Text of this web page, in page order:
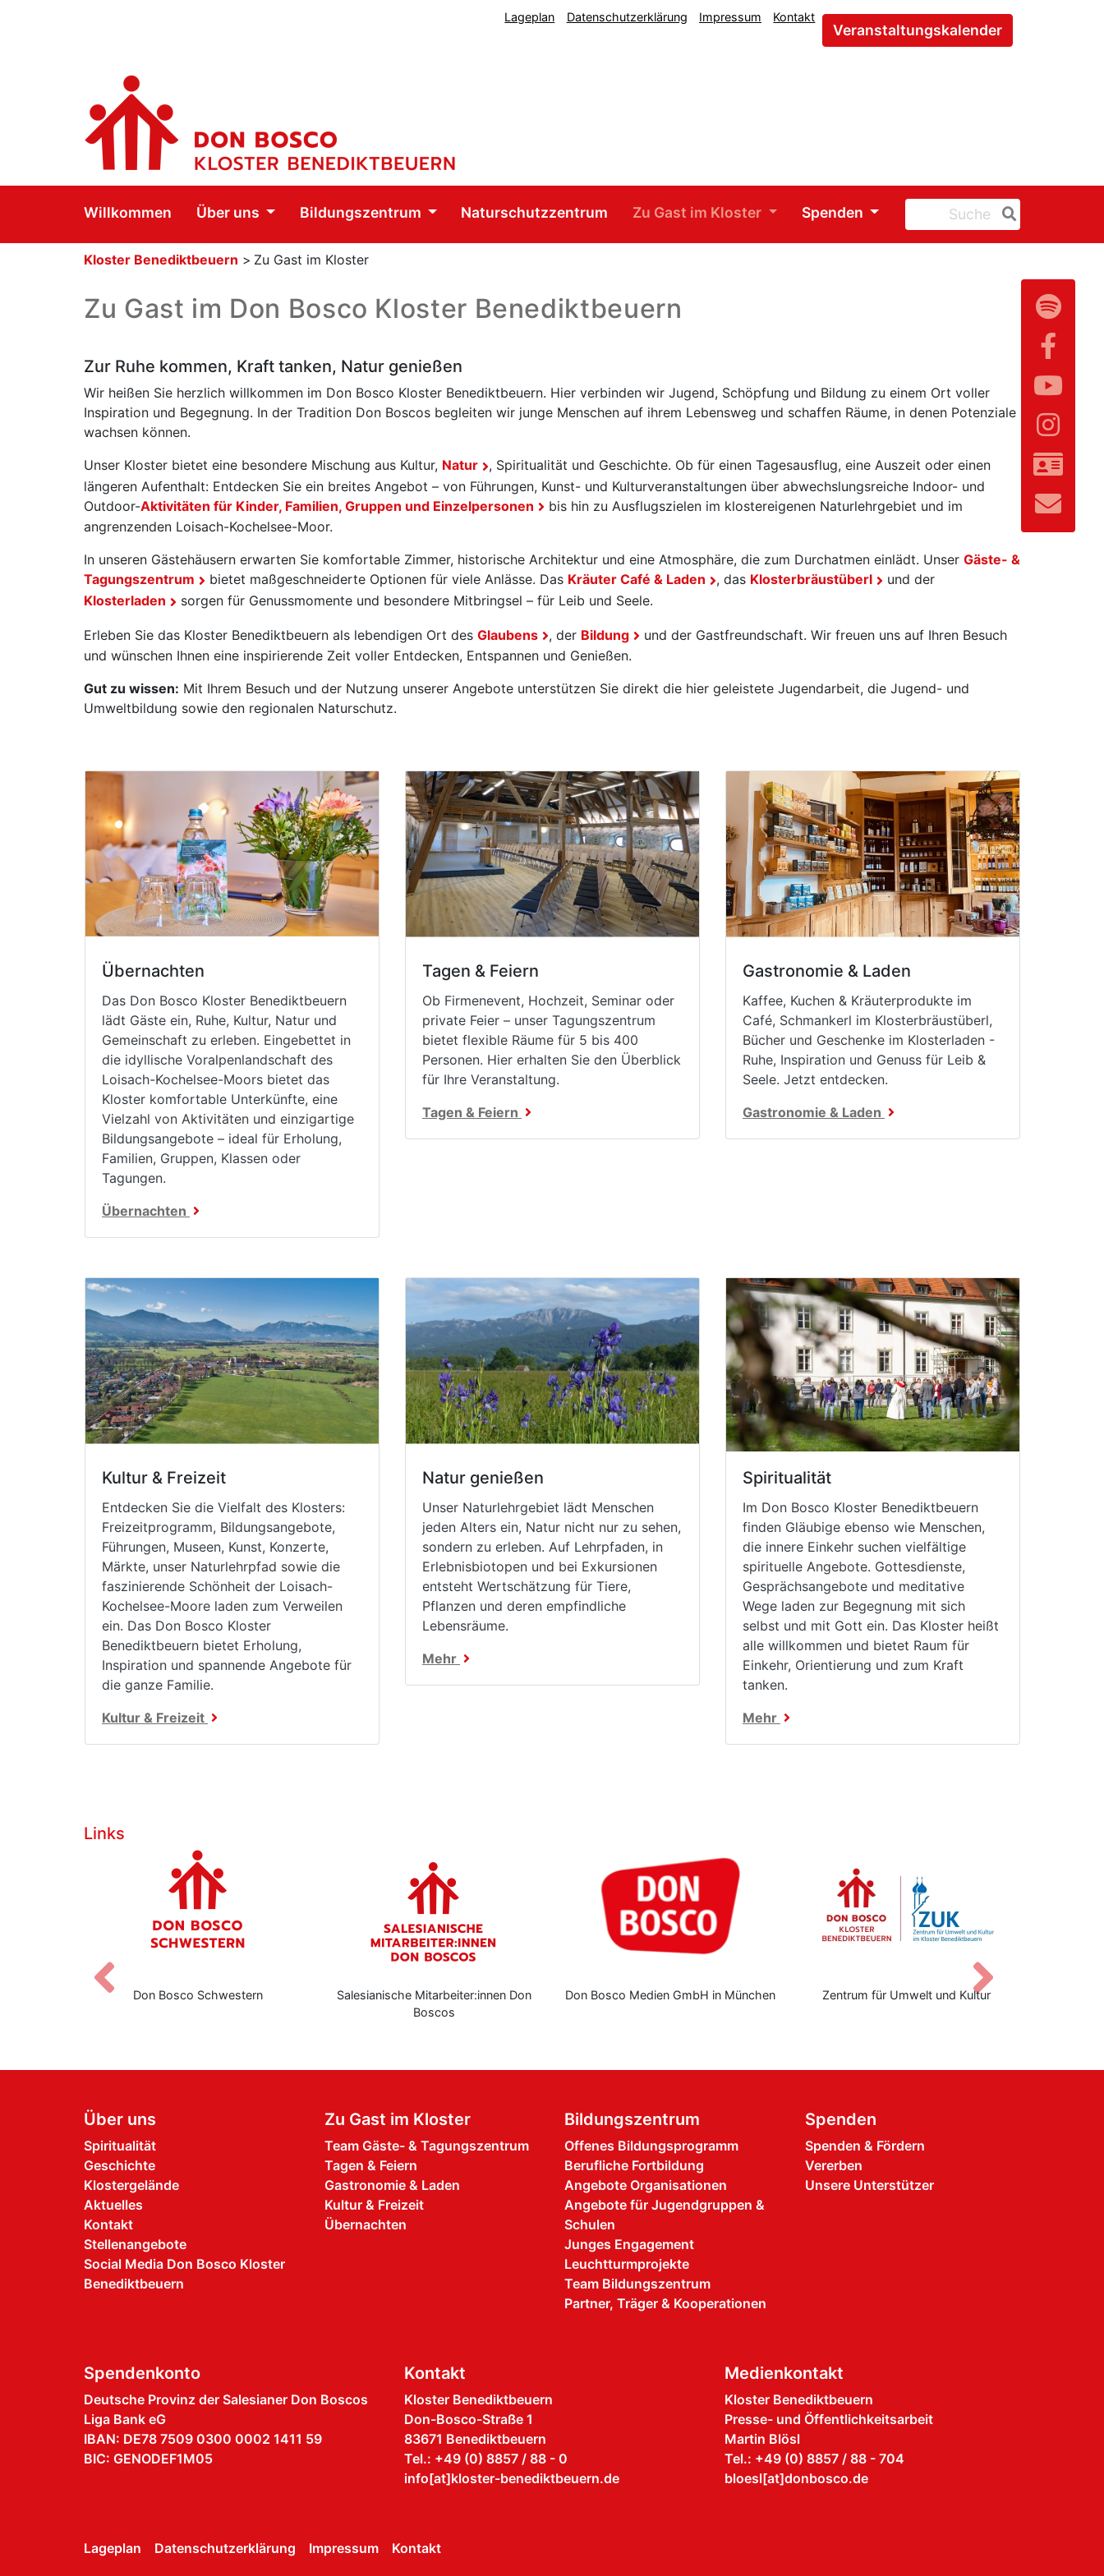
Lageplan Datenschutzerklärung Impressum Kontakt
Veranstaltungskalender
Willkommen Über uns Bildungszentrum Naturschutzzentrum Zu Gast im Kloster Spenden
Kloster Benediktbeuern > Zu Gast im Kloster
Zu Gast im Don Bosco Kloster Benediktbeuern
Zur Ruhe kommen, Kraft tanken, Natur genießen
Wir heißen Sie herzlich willkommen im Don Bosco Kloster Benediktbeuern. Hier verbinden wir Jugend, Schöpfung und Bildung zu einem Ort voller
Inspiration und Begegnung. In der Tradition Don Boscos begleiten wir junge Menschen auf ihrem Lebensweg und schaffen Räume, in denen Potenziale
wachsen können.
Unser Kloster bietet eine besondere Mischung aus Kultur, Natur
, Spiritualität und Geschichte. Ob für einen Tagesausflug, eine Auszeit oder einen
längeren Aufenthalt: Entdecken Sie ein breites Angebot – von Führungen, Kunst- und Kulturveranstaltungen über abwechslungsreiche Indoor- und
Outdoor-Aktivitäten für Kinder, Familien, Gruppen und Einzelpersonen
bis hin zu Ausflugszielen im klostereigenen Naturlehrgebiet und im
angrenzenden Loisach-Kochelsee-Moor.
In unseren Gästehäusern erwarten Sie komfortable Zimmer, historische Architektur und eine Atmosphäre, die zum Durchatmen einlädt. Unser Gäste- &
Tagungszentrum
bietet maßgeschneiderte Optionen für viele Anlässe. Das Kräuter Café & Laden , das Klosterbräustüberl
und der
Klosterladen
sorgen für Genussmomente und besondere Mitbringsel – für Leib und Seele.
Erleben Sie das Kloster Benediktbeuern als lebendigen Ort des Glaubens , der Bildung
und der Gastfreundschaft. Wir freuen uns auf Ihren Besuch
und wünschen Ihnen eine inspirierende Zeit voller Entdecken, Entspannen und Genießen.
Gut zu wissen: Mit Ihrem Besuch und der Nutzung unserer Angebote unterstützen Sie direkt die hier geleistete Jugendarbeit, die Jugend- und
Umweltbildung sowie den regionalen Naturschutz.
Übernachten
Das Don Bosco Kloster Benediktbeuern
lädt Gäste ein, Ruhe, Kultur, Natur und
Gemeinschaft zu erleben. Eingebettet in
die idyllische Voralpenlandschaft des
Loisach-Kochelsee-Moors bietet das
Kloster komfortable Unterkünfte, eine
Vielzahl von Aktivitäten und einzigartige
Bildungsangebote – ideal für Erholung,
Familien, Gruppen, Klassen oder
Tagungen.
Übernachten
Tagen & Feiern
Ob Firmenevent, Hochzeit, Seminar oder
private Feier – unser Tagungszentrum
bietet flexible Räume für 5 bis 400
Personen. Hier erhalten Sie den Überblick
für Ihre Veranstaltung.
Tagen & Feiern
Gastronomie & Laden
Kaffee, Kuchen & Kräuterprodukte im
Café, Schmankerl im Klosterbräustüberl,
Bücher und Geschenke im Klosterladen -
Ruhe, Inspiration und Genuss für Leib &
Seele. Jetzt entdecken.
Gastronomie & Laden
Kultur & Freizeit
Entdecken Sie die Vielfalt des Klosters:
Freizeitprogramm, Bildungsangebote,
Führungen, Museen, Kunst, Konzerte,
Märkte, unser Naturlehrpfad sowie die
faszinierende Schönheit der Loisach-
Kochelsee-Moore laden zum Verweilen
ein. Das Don Bosco Kloster
Benediktbeuern bietet Erholung,
Inspiration und spannende Angebote für
die ganze Familie.
Kultur & Freizeit
Natur genießen
Unser Naturlehrgebiet lädt Menschen
jeden Alters ein, Natur nicht nur zu sehen,
sondern zu erleben. Auf Lehrpfaden, in
Erlebnisbiotopen und bei Exkursionen
entsteht Wertschätzung für Tiere,
Pflanzen und deren empfindliche
Lebensräume.
Mehr
Spiritualität
Im Don Bosco Kloster Benediktbeuern
finden Gläubige ebenso wie Menschen,
die innere Einkehr suchen vielfältige
spirituelle Angebote. Gottesdienste,
Gesprächsangebote und meditative
Wege laden zur Begegnung mit sich
selbst und mit Gott ein. Das Kloster heißt
alle willkommen und bietet Raum für
Einkehr, Orientierung und zum Kraft
tanken.
Mehr
Links
Don Bosco Schwestern
Salesianische Mitarbeiter:innen Don
Don Bosco Medien GmbH in München Zentrum für Umwelt und Kultur Don Bosco
Zurück
Über uns
Spiritualität
Geschichte
Klostergelände
Aktuelles
Kontakt
Stellenangebote
Social Media Don Bosco Kloster
Benediktbeuern
Zu Gast im Kloster
Team Gäste- & Tagungszentrum
Tagen & Feiern
Gastronomie & Laden
Kultur & Freizeit
Übernachten
Bildungszentrum
Offenes Bildungsprogramm
Berufliche Fortbildung
Angebote Organisationen
Angebote für Jugendgruppen &
Schulen
Junges Engagement
Leuchtturmprojekte
Team Bildungszentrum
Partner, Träger & Kooperationen
Spenden
Spenden & Fördern
Vererben
Unsere Unterstützer
Spendenkonto
Deutsche Provinz der Salesianer Don Boscos
Liga Bank eG
IBAN: DE78 7509 0300 0002 1411 59
BIC: GENODEF1M05
Kontakt
Kloster Benediktbeuern
Don-Bosco-Straße 1
83671 Benediktbeuern
Tel.: +49 (0) 8857 / 88 - 0
info[at]kloster-benediktbeuern.de
Medienkontakt
Kloster Benediktbeuern
Presse- und Öffentlichkeitsarbeit
Martin Blösl
Tel.: +49 (0) 8857 / 88 - 704
bloesl[at]donbosco.de
Lageplan Datenschutzerklärung Impressum Kontakt